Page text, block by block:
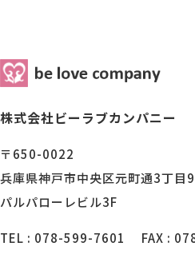
株式会社ビーラブカンパニー
〒650-0022
兵庫県神戸市中央区元町通3丁目
パルパローレビル3F
TEL : 078-599-7601 FAX :